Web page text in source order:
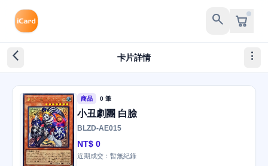
search
arrow_back_ios_new 卡片詳情 more_vert
商品 0 筆
小丑劇團 白臉
BLZD-AE015
NT$ 0
近期成交：暫無紀錄